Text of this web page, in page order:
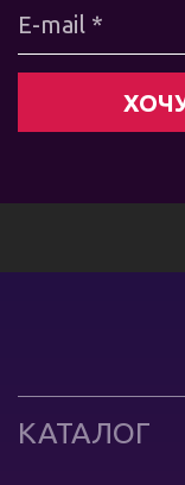
КАТАЛОГ